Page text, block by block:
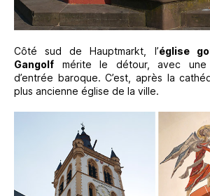
Côté sud de Hauptmarkt, l’église
Gangolf mérite le détour, avec une
d’entrée baroque. C’est, après la
plus ancienne église de la ville.